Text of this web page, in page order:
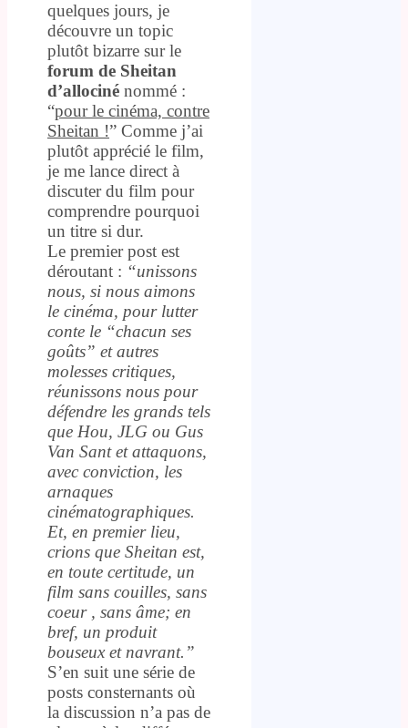
quelques jours, je
découvre un topic
plutôt bizarre sur le
forum de Sheitan
d’allociné nommé :
“pour le cinéma, contre
Sheitan !” Comme j’ai
plutôt apprécié le film,
je me lance direct à
discuter du film pour
comprendre pourquoi
un titre si dur.
Le premier post est
déroutant : “unissons
nous, si nous aimons
le cinéma, pour lutter
conte le “chacun ses
goûts” et autres
molesses critiques,
réunissons nous pour
défendre les grands tels
que Hou, JLG ou Gus
Van Sant et attaquons,
avec conviction, les
arnaques
cinématographiques.
Et, en premier lieu,
crions que Sheitan est,
en toute certitude, un
film sans couilles, sans
coeur , sans âme; en
bref, un produit
bouseux et navrant.”
S’en suit une série de
posts consternants où
la discussion n’a pas de